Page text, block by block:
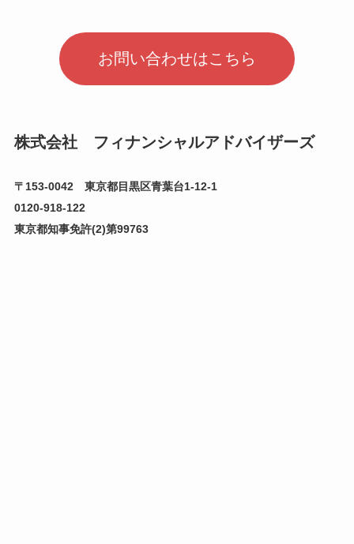
お問い合わせはこちら
株式会社 フィナンシャルアドバイザーズ
〒153-0042 東京都目黒区青葉台1-12-1
0120-918-122
東京都知事免許(2)第99763